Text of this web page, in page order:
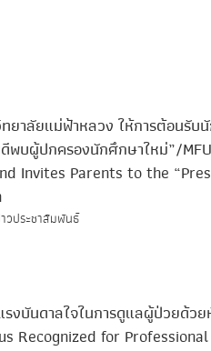
ยาลัยแม่ฟ้าหลวง ให้การต้อนรั
พบผู้ปกครองนักศึกษาใหม่”/
Invites Parents to the
วประชาสัมพันธ์
งบันดาลใจในการดูแลผู้ป่วยด้วย
Recognized for